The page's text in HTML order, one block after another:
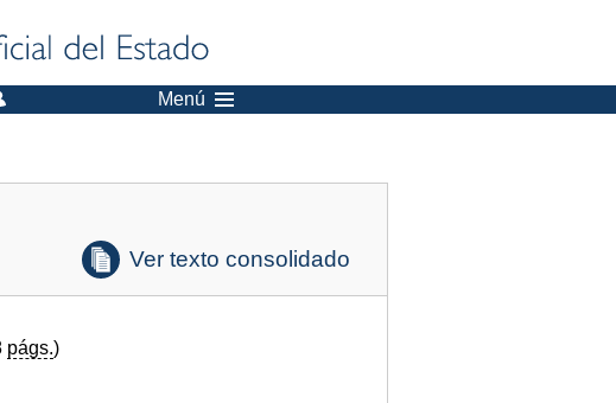
Menú
Ver texto consolidado
págs.)